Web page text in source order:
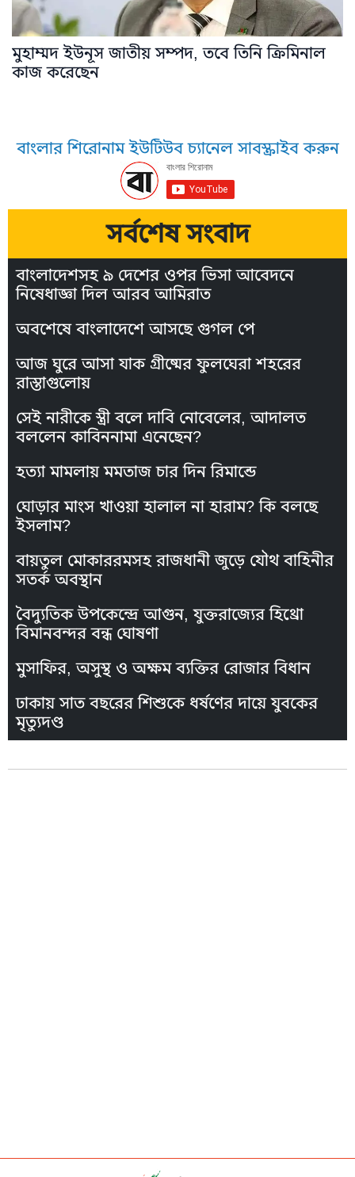
মুহাম্মদ ইউনূস জাতীয় সম্পদ, তবে তিনি ক্রিমিনাল
কাজ করেছেন
বাংলার শিরোনাম ইউটিউব চ্যানেল সাবস্ক্রাইব করুন
সর্বশেষ সংবাদ
বাংলাদেশসহ ৯ দেশের ওপর ভিসা আবেদনে
নিষেধাজ্ঞা দিল আরব আমিরাত
অবশেষে বাংলাদেশে আসছে গুগল পে
আজ ঘুরে আসা যাক গ্রীষ্মের ফুলঘেরা শহরের
রাস্তাগুলোয়
সেই নারীকে স্ত্রী বলে দাবি নোবেলের, আদালত
বললেন কাবিননামা এনেছেন?
হত্যা মামলায় মমতাজ চার দিন রিমান্ডে
ঘোড়ার মাংস খাওয়া হালাল না হারাম? কি বলছে
ইসলাম?
বায়তুল মোকাররমসহ রাজধানী জুড়ে যৌথ বাহিনীর
সতর্ক অবস্থান
বৈদ্যুতিক উপকেন্দ্রে আগুন, যুক্তরাজ্যের হিথ্রো
বিমানবন্দর বন্ধ ঘোষণা
মুসাফির, অসুস্থ ও অক্ষম ব্যক্তির রোজার বিধান
ঢাকায় সাত বছরের শিশুকে ধর্ষণের দায়ে যুবকের
মৃত্যুদণ্ড